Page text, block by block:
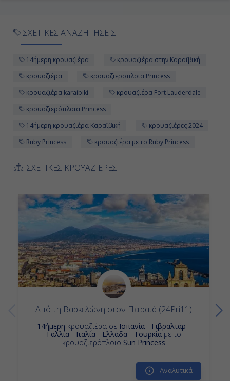
08:00
22:00
Μποναίρ, Ολλανδικές Αντίλλες
16:00
Ημέρα 13η
Ημέρα 14η
ΣΧΕΤΙΚΕΣ ΑΝΑΖΗΤΗΣΕΙΣ
14ήμερη κρουαζιέρα
κρουαζιέρα στην Καραϊβική
κρουαζιέρα
κρουαζιεροπλοια Princess
κρουαζιέρα karaibiki
κρουαζιέρα Fort Lauderdale
κρουαζιερόπλοια Princess
14ήμερη κρουαζιέρα Καραϊβική
κρουαζιέρες 2024
Ruby Princess
κρουαζιέρα με το Ruby Princess
ΣΧΕΤΙΚΕΣ ΚΡΟΥΑΖΙΕΡΕΣ
Από τη Βαρκελώνη στον Πειραιά (24Pri11)
14ήμερη κρουαζιέρα σε Iσπανία - Γιβραλτάρ -
Γαλλία - Ιταλία - Ελλάδα - Τουρκίαμε το
κρουαζιερόπλοιο Sun Princess
Αναλυτικά